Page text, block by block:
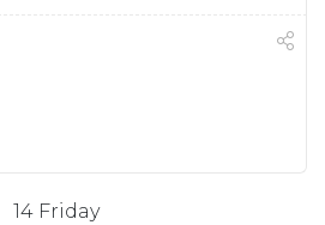
14 Friday